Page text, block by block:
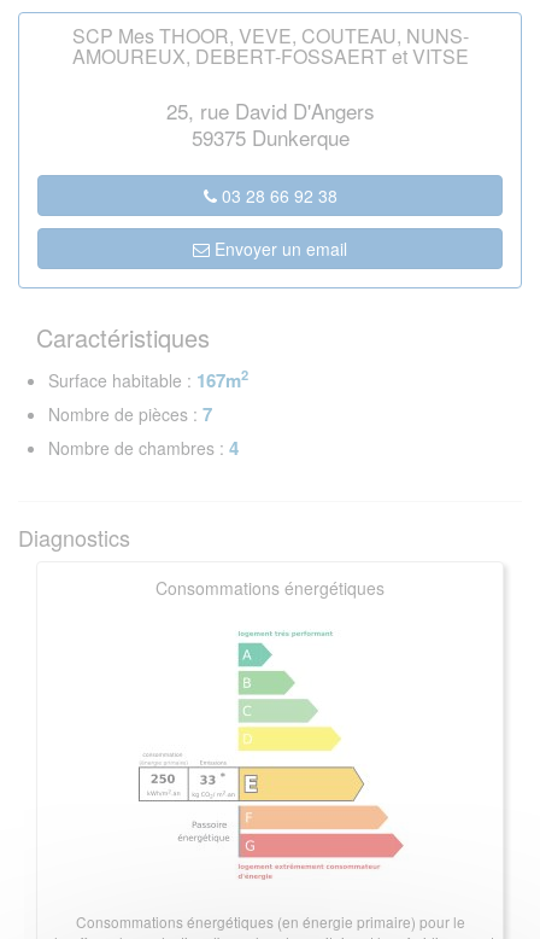
SCP Mes THOOR, VEVE, COUTEAU, NUNS-
AMOUREUX, DEBERT-FOSSAERT et VITSE
25, rue David D'Angers
59375 Dunkerque
03 28 66 92 38
Envoyer un email
Caractéristiques
Surface habitable : 167m2
Nombre de pièces : 7
Nombre de chambres : 4
Diagnostics
Consommations énergétiques
Consommations énergétiques (en énergie primaire) pour le